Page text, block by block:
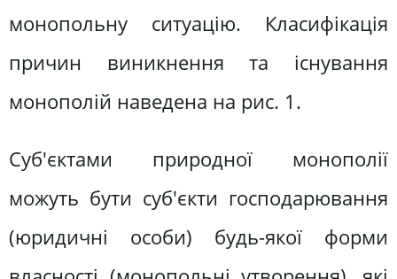
монопольну ситуацію. Класифікація
причин виникнення та існування
монополій наведена на рис. 1.
Суб'єктами природної монополії
можуть бути суб'єкти господарювання
(юридичні особи) будь-якої форми